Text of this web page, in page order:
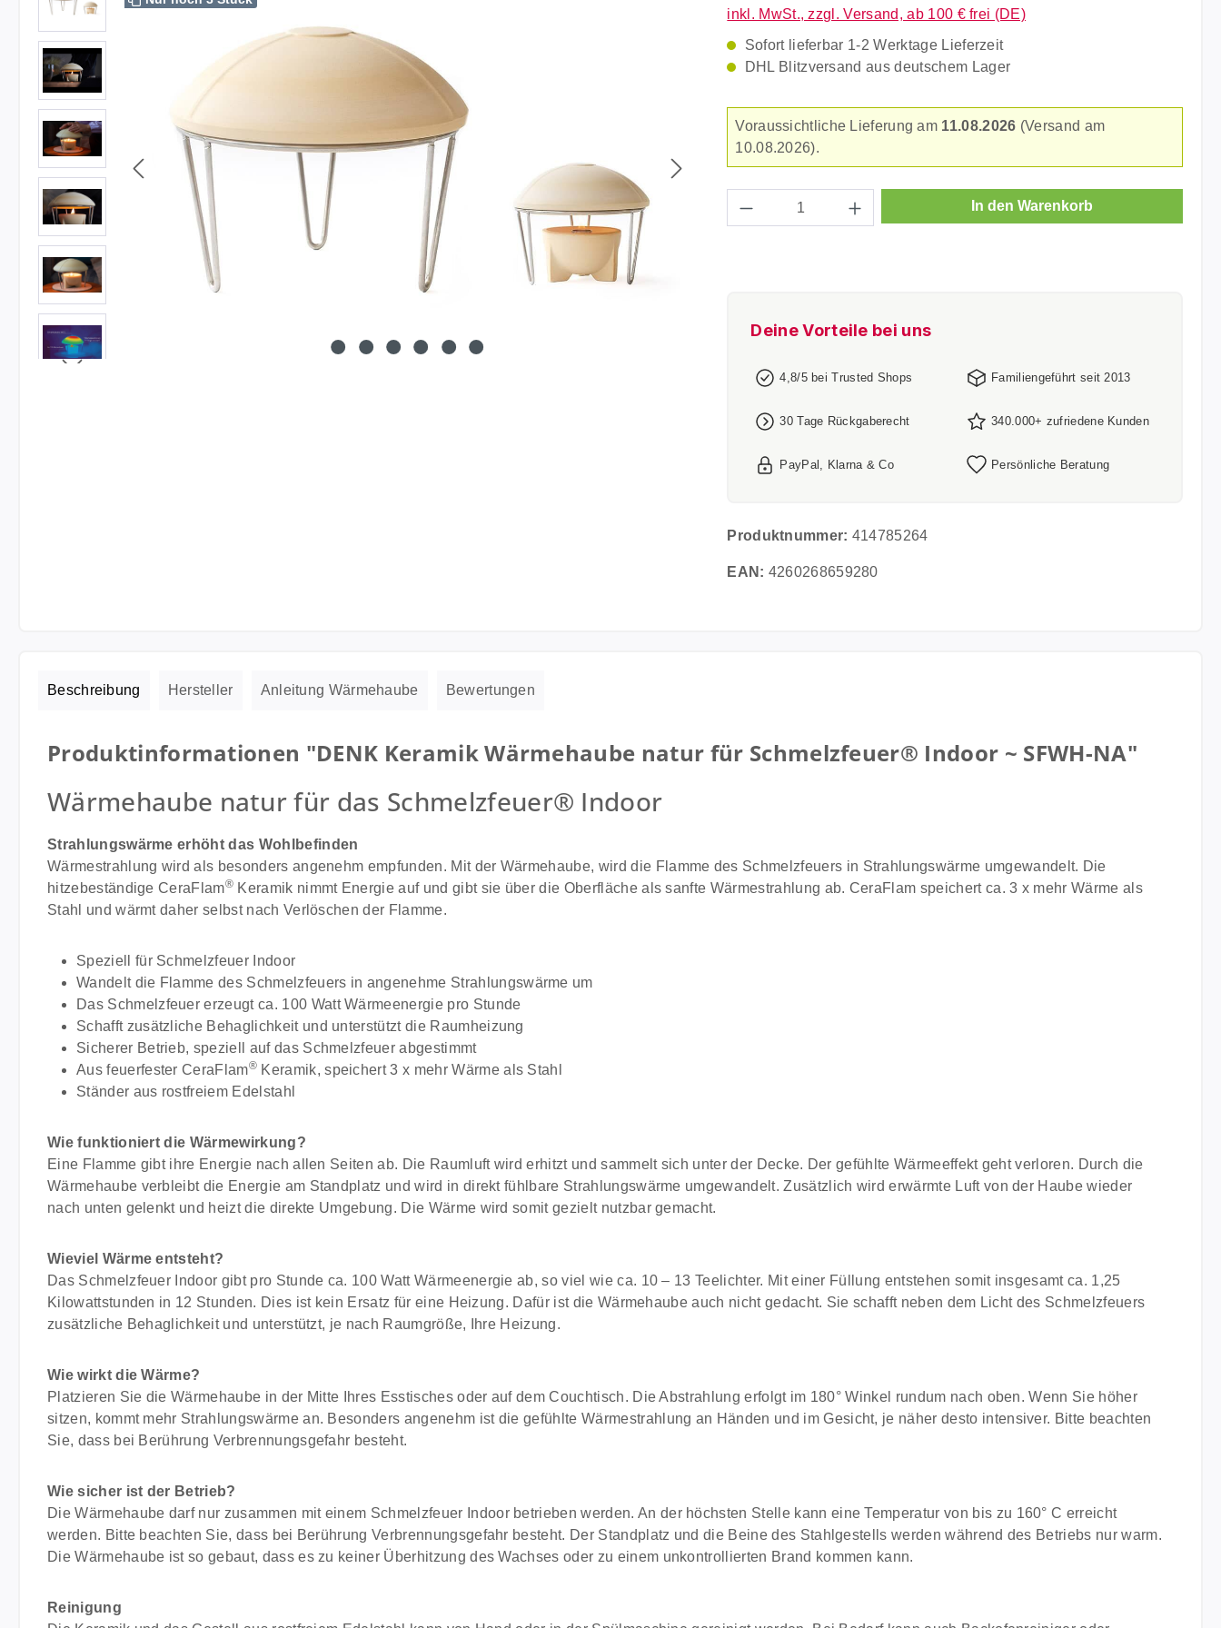
inkl. MwSt., zzgl. Versand, ab 100 € frei (DE)
Sofort lieferbar 1-2 Werktage Lieferzeit
DHL Blitzversand aus deutschem Lager
Voraussichtliche Lieferung am 11.08.2026 (Versand am
10.08.2026).
Produkt Anzahl: Gib den gewünschten Wert ein
In den Warenkorb
Deine Vorteile bei uns
4,8/5 bei Trusted Shops Familiengeführt seit 2013
30 Tage Rückgaberecht 340.000+ zufriedene Kunden
PayPal, Klarna & Co Persönliche Beratung
Produktnummer: 414785264
EAN: 4260268659280
Beschreibung Hersteller Anleitung Wärmehaube Bewertungen
Produktinformationen "DENK Keramik Wärmehaube natur für Schmelzfeuer® Indoor ~ SFWH-NA"
Wärmehaube natur für das Schmelzfeuer® Indoor
Strahlungswärme erhöht das Wohlbefinden
Wärmestrahlung wird als besonders angenehm empfunden. Mit der Wärmehaube, wird die Flamme des Schmelzfeuers in Strahlungswärme umgewandelt. Die
hitzebeständige CeraFlam® Keramik nimmt Energie auf und gibt sie über die Oberfläche als sanfte Wärmestrahlung ab. CeraFlam speichert ca. 3 x mehr Wärme als
Stahl und wärmt daher selbst nach Verlöschen der Flamme.
Speziell für Schmelzfeuer Indoor
Wandelt die Flamme des Schmelzfeuers in angenehme Strahlungswärme um
Das Schmelzfeuer erzeugt ca. 100 Watt Wärmeenergie pro Stunde
Schafft zusätzliche Behaglichkeit und unterstützt die Raumheizung
Sicherer Betrieb, speziell auf das Schmelzfeuer abgestimmt
Aus feuerfester CeraFlam® Keramik, speichert 3 x mehr Wärme als Stahl
Ständer aus rostfreiem Edelstahl
Wie funktioniert die Wärmewirkung?
Eine Flamme gibt ihre Energie nach allen Seiten ab. Die Raumluft wird erhitzt und sammelt sich unter der Decke. Der gefühlte Wärmeeffekt geht verloren. Durch die
Wärmehaube verbleibt die Energie am Standplatz und wird in direkt fühlbare Strahlungswärme umgewandelt. Zusätzlich wird erwärmte Luft von der Haube wieder
nach unten gelenkt und heizt die direkte Umgebung. Die Wärme wird somit gezielt nutzbar gemacht.
Wieviel Wärme entsteht?
Das Schmelzfeuer Indoor gibt pro Stunde ca. 100 Watt Wärmeenergie ab, so viel wie ca. 10 – 13 Teelichter. Mit einer Füllung entstehen somit insgesamt ca. 1,25
Kilowattstunden in 12 Stunden. Dies ist kein Ersatz für eine Heizung. Dafür ist die Wärmehaube auch nicht gedacht. Sie schafft neben dem Licht des Schmelzfeuers
zusätzliche Behaglichkeit und unterstützt, je nach Raumgröße, Ihre Heizung.
Wie wirkt die Wärme?
Platzieren Sie die Wärmehaube in der Mitte Ihres Esstisches oder auf dem Couchtisch. Die Abstrahlung erfolgt im 180° Winkel rundum nach oben. Wenn Sie höher
sitzen, kommt mehr Strahlungswärme an. Besonders angenehm ist die gefühlte Wärmestrahlung an Händen und im Gesicht, je näher desto intensiver. Bitte beachten
Sie, dass bei Berührung Verbrennungsgefahr besteht.
Wie sicher ist der Betrieb?
Die Wärmehaube darf nur zusammen mit einem Schmelzfeuer Indoor betrieben werden. An der höchsten Stelle kann eine Temperatur von bis zu 160° C erreicht
werden. Bitte beachten Sie, dass bei Berührung Verbrennungsgefahr besteht. Der Standplatz und die Beine des Stahlgestells werden während des Betriebs nur warm.
Die Wärmehaube ist so gebaut, dass es zu keiner Überhitzung des Wachses oder zu einem unkontrollierten Brand kommen kann.
Reinigung